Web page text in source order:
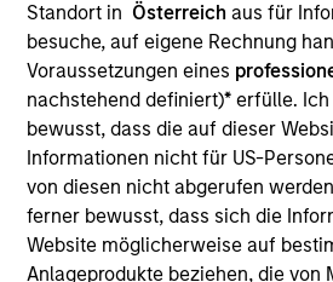
Standort in Österreich aus für
besuche, auf eigene Rechnung
Voraussetzungen eines
nachstehend definiert)* erfülle. Ich
bewusst, dass die auf dieser
Informationen nicht für US-
von diesen nicht abgerufen
ferner bewusst, dass sich die
Website möglicherweise auf
Anlageprodukte beziehen, die von
*Basiswährung des Fonds
Dieses Material enthält
von Morgan Stanley Investment
ansässigen SICAV (Société
Variable). (die „Gesellschaft“), die
Luxemburg als Organismus für
gemäß Teil 1 des Gesetzes vom 17.
seiner geänderten Fassung
ist ein Organismus für gemeinsame
Wertpapieren („OGAW“).